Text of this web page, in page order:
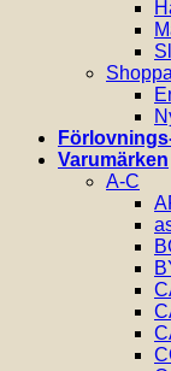
Varumärken
A-C